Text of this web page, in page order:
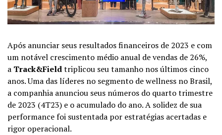
Após anunciar seus resultados financeiros de 2023 e com
um notável crescimento médio anual de vendas de 26%,
a Track&Fieldtriplicou seu tamanho nos últimos cinco
anos. Uma das líderes no segmento de wellness no Brasil,
a companhia anunciou seus números do quarto trimestre
de 2023 (4T23) e o acumulado do ano. A solidez de sua
performance foi sustentada por estratégias acertadas e
rigor operacional.